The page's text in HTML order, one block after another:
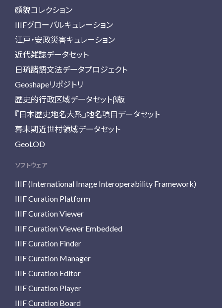
顔貌コレクション
IIIFグローバルキュレーション
江戸・安政災害キュレーション
近代雑誌データセット
日琉諸語文法データプロジェクト
Geoshapeリポジトリ
歴史的行政区域データセットβ版
『日本歴史地名大系』地名項目データセット
幕末期近世村領域データセット
GeoLOD
ソフトウェア
IIIF (International Image Interoperability Framework)
IIIF Curation Platform
IIIF Curation Viewer
IIIF Curation Viewer Embedded
IIIF Curation Finder
IIIF Curation Manager
IIIF Curation Editor
IIIF Curation Player
IIIF Curation Board